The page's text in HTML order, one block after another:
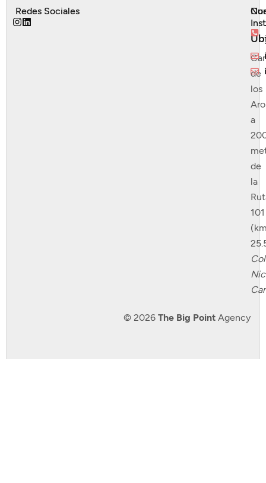
Redes Sociales
de
los
a
de
la
101
© 2026 The Big Point Agency